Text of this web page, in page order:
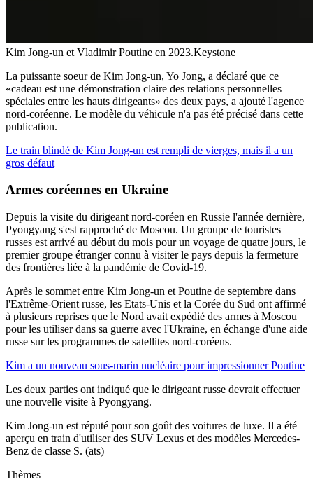
Kim Jong-un et Vladimir Poutine en 2023.Keystone
La puissante soeur de Kim Jong-un, Yo Jong, a déclaré que ce
«cadeau est une démonstration claire des relations personnelles
spéciales entre les hauts dirigeants» des deux pays, a ajouté l'agence
nord-coréenne. Le modèle du véhicule n'a pas été précisé dans cette
publication.
Le train blindé de Kim Jong-un est rempli de vierges, mais il a un
gros défaut
Armes coréennes en Ukraine
Depuis la visite du dirigeant nord-coréen en Russie l'année dernière,
Pyongyang s'est rapproché de Moscou. Un groupe de touristes
russes est arrivé au début du mois pour un voyage de quatre jours, le
premier groupe étranger connu à visiter le pays depuis la fermeture
des frontières liée à la pandémie de Covid-19.
Après le sommet entre Kim Jong-un et Poutine de septembre dans
l'Extrême-Orient russe, les Etats-Unis et la Corée du Sud ont affirmé
à plusieurs reprises que le Nord avait expédié des armes à Moscou
pour les utiliser dans sa guerre avec l'Ukraine, en échange d'une aide
russe sur les programmes de satellites nord-coréens.
Kim a un nouveau sous-marin nucléaire pour impressionner Poutine
Les deux parties ont indiqué que le dirigeant russe devrait effectuer
une nouvelle visite à Pyongyang.
Kim Jong-un est réputé pour son goût des voitures de luxe. Il a été
aperçu en train d'utiliser des SUV Lexus et des modèles Mercedes-
Benz de classe S. (ats)
Thèmes